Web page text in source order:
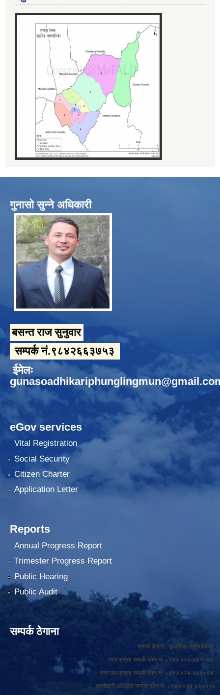
गुनासो सुन्ने अधिकारी
बसन्त राज सुनुवार
सम्पर्क नं.९८४२६६३७५३
ईमेलः
eGov services
Vital Registration
Social Security
Citizen Charter
Application Letter
Reports
Annual Progress Report
Trimester Progress Report
Public Hearing
Public Audit
सम्पर्क ठेगाना
सम्पर्क ठेगाना : फुङलिङ नगरपालिका
नगर प्रमुख सम्पर्क फोन नं: +९७७ ०२४-४६१०६६
नगर उप-प्रमुख सम्पर्क फोन नं: +९७७ ०२४-४६१०६७
कार्यकारी अधिकृत सम्पर्क फोन नं: +९७७ ०२४-४६०११४